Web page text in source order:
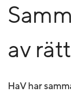
av
HaV har